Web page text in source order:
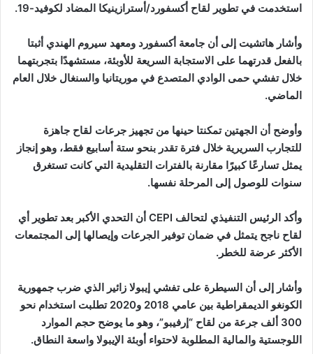
استخدمت في تطوير لقاح أكسفورد/أسترازينيكا المضاد لكوفيد-19.
وأشار هاتشيت إلى أن جامعة أكسفورد ومعهد سيروم الهندي أثبتا
بالفعل قدرتهما على الاستجابة السريعة للأوبئة، مستشهدًا بتجربتهما
خلال تفشي حمى الوادي المتصدع في موريتانيا والسنغال خلال العام
الماضي.
وأوضح أن الجهتين تمكنتا حينها من تجهيز جرعات لقاح جاهزة
للتجارب السريرية خلال فترة تقدر بنحو ستة أسابيع فقط، وهو إنجاز
يمثل تسارعًا كبيرًا مقارنة بالفترات التقليدية التي كانت تستغرق
سنوات للوصول إلى المرحلة نفسها.
وأكد الرئيس التنفيذي لتحالف CEPI أن التحدي الأكبر بعد تطوير أي
لقاح ناجح يتمثل في ضمان توفير الجرعات وإيصالها إلى المجتمعات
الأكثر عرضة للخطر.
وأشار إلى أن السيطرة على تفشي إيبولا زائير الذي ضرب جمهورية
الكونغو الديمقراطية بين عامي 2018 و2020 تطلبت استخدام نحو
300 ألف جرعة من لقاح “إرفيبو”، وهو ما يوضح حجم الموارد
اللوجستية والمالية المطلوبة لاحتواء أوبئة الإيبولا واسعة النطاق.